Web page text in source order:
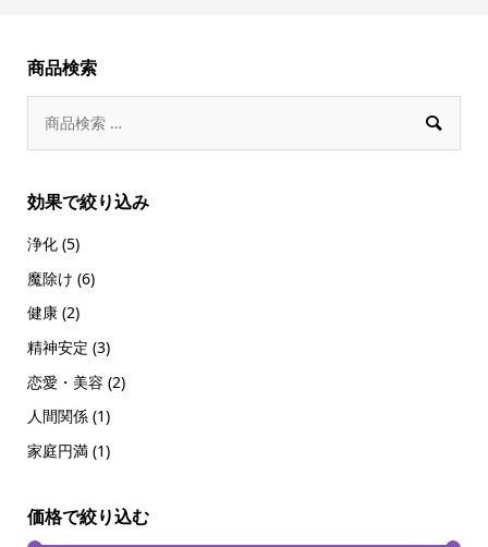
商品検索

効果で絞り込み
浄化 (5)
魔除け (6)
健康 (2)
精神安定 (3)
恋愛・美容 (2)
人間関係 (1)
家庭円満 (1)
価格で絞り込む